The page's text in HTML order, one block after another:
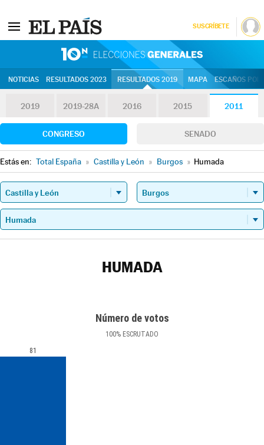
SUSCRÍBETE
NOTICIAS RESULTADOS 2023 RESULTADOS 2019 MAPA ESCAÑOS
2019 2019-28A 2016 2015 2011
CONGRESO SENADO
Estás en: Total España » Castilla y León » Burgos » Humada
HUMADA
Número de votos
100% ESCRUTADO
81